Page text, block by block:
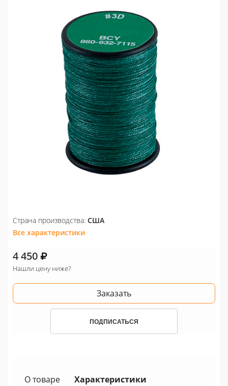
Страна производства: США
Все характеристики
4 450
Нашли цену ниже?
Заказать
ПОДПИСАТЬСЯ
О товаре
Характеристики